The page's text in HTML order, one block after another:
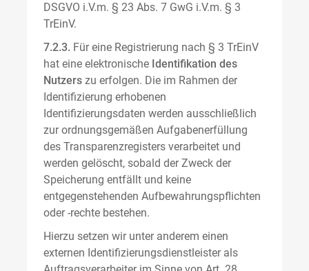
DSGVO i.V.m. § 23 Abs. 7 GwG i.V.m. § 3
TrEinV.
7.2.3. Für eine Registrierung nach § 3 TrEinV
hat eine elektronische Identifikation des
Nutzers zu erfolgen. Die im Rahmen der
Identifizierung erhobenen
Identifizierungsdaten werden ausschließlich
zur ordnungsgemäßen Aufgabenerfüllung
des Transparenzregisters verarbeitet und
werden gelöscht, sobald der Zweck der
Speicherung entfällt und keine
entgegenstehenden Aufbewahrungspflichten
oder -rechte bestehen.
Hierzu setzen wir unter anderem einen
externen Identifizierungsdienstleister als